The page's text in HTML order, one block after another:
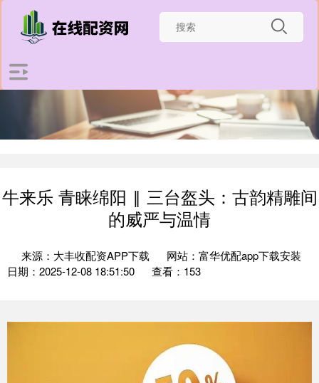
牛来乐 青睐绵阳 ‖ 三台盔头：古韵精雕间
的威严与温情
来源：大丰收配资APP下载
网站：富华优配app下载安装
日期：2025-12-08 18:51:50
查看：153